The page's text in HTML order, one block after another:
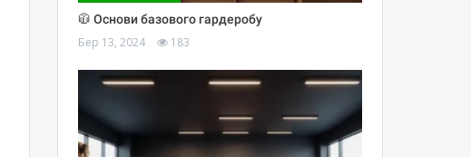
🧥 Основи базового гардеробу
Бер 13, 2024 183